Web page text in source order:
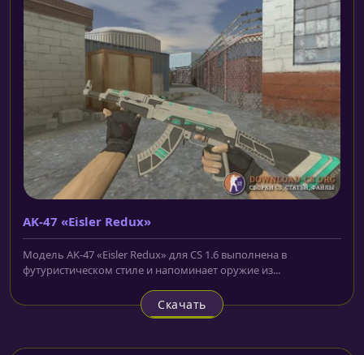
AK-47 «Eisler Redux»
Модель AK-47 «Eisler Redux» для CS 1.6 выполнена в
футуристическом стиле и напоминает оружие из...
Скачать